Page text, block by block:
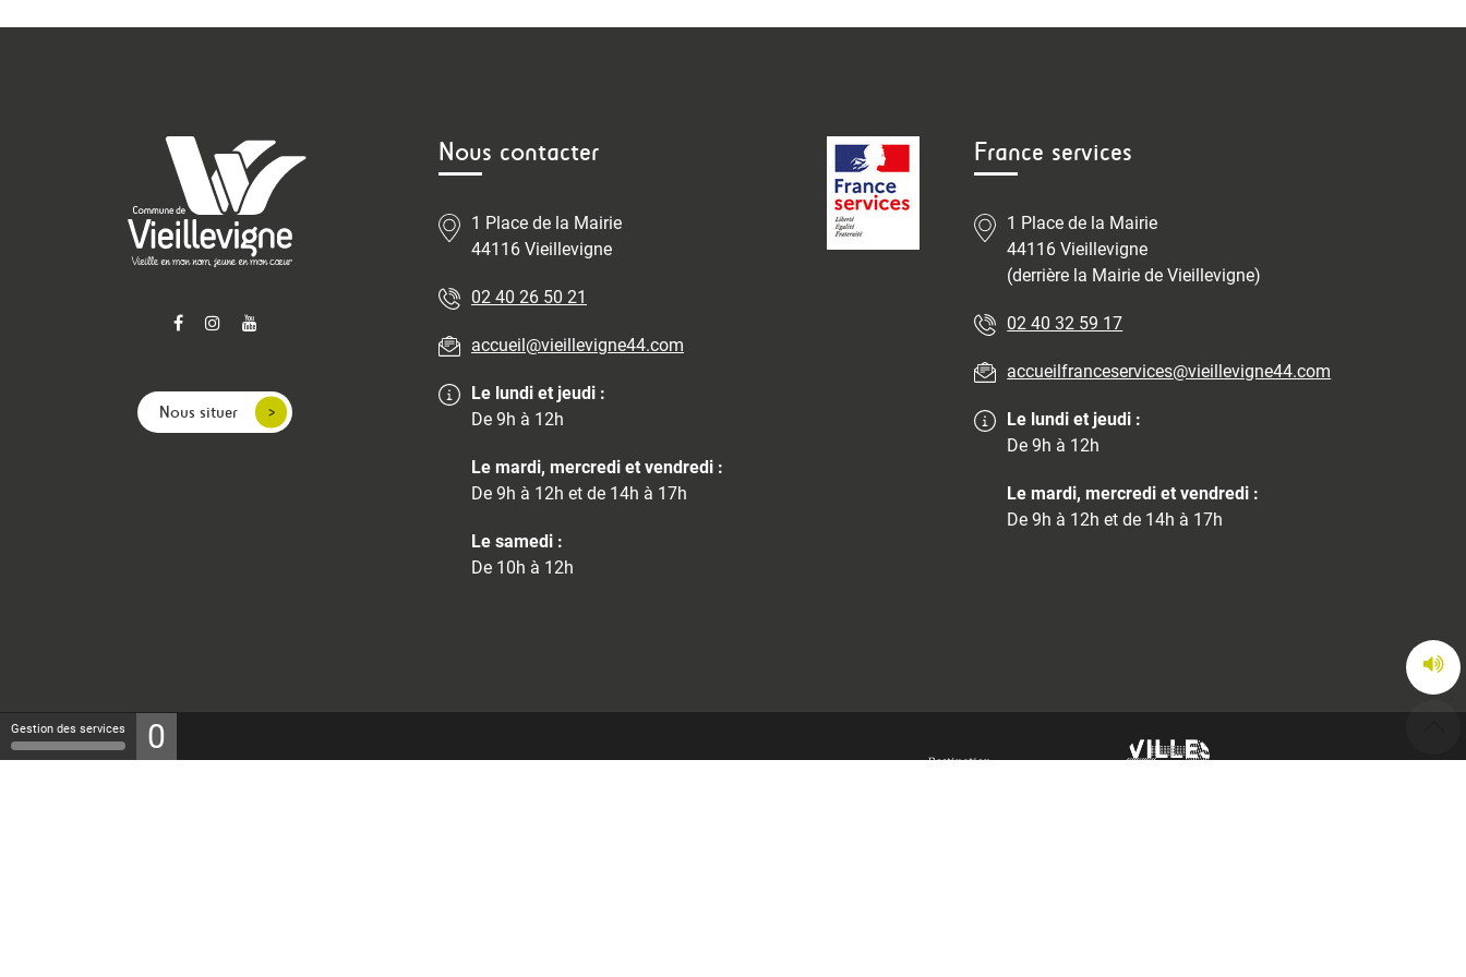
Nous situer
Nous contacter
1 Place de la Mairie
44116 Vieillevigne
02 40 26 50 21
accueil@vieillevigne44.com
Le lundi et jeudi :
De 9h à 12h
Le mardi, mercredi et vendredi :
De 9h à 12h et de 14h à 17h
Le samedi :
De 10h à 12h
France services
1 Place de la Mairie
44116 Vieillevigne
(derrière la Mairie de Vieillevigne)
02 40 32 59 17
accueilfranceservices@vieillevigne44.com
Le lundi et jeudi :
De 9h à 12h
Le mardi, mercredi et vendredi :
De 9h à 12h et de 14h à 17h
Gestion des services 0